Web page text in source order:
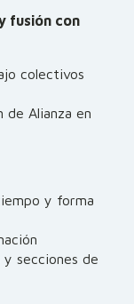
fusión con
colectivos
Alianza en
y forma
secciones de